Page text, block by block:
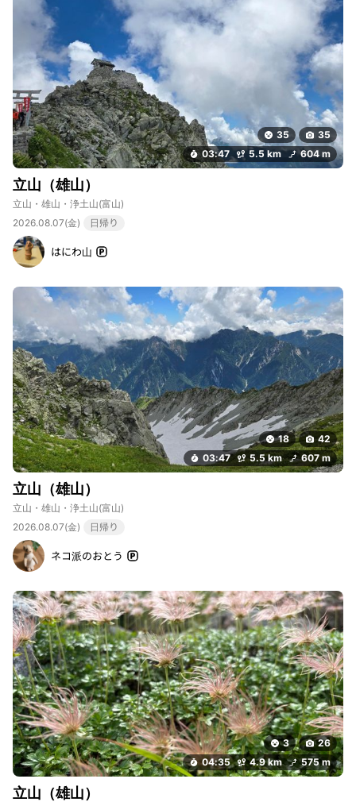
35
35
03:47
5.5 km 604 m
立山（雄山）
立山・雄山・浄土山(富山)
2026.08.07(金)
日帰り
はにわ山
18
42
03:47
5.5 km 607 m
立山（雄山）
立山・雄山・浄土山(富山)
2026.08.07(金)
日帰り
ネコ派のおとう
3
26
04:35
4.9 km 575 m
立山（雄山）